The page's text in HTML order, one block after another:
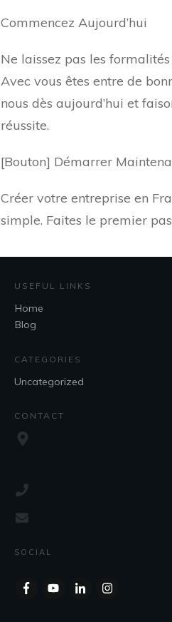
Commencez Aujourd’hui
Ne laissez pas les
Avec vous êtes entre de
nous dès aujourd’hui et
réussite.
[Bouton] Démarrer
Créer votre entreprise en
simple. Faites le premier
USEFUL LINKS
Home
Blog
CATEGORIES
Uncategorized
CONTACT
SOCIAL